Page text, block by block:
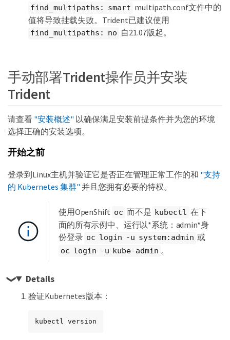
find_multipaths: smart multipath.conf文件中的
值将导致挂载失败。Trident已建议使用
find_multipaths: no 自21.07版起。
手动部署Trident操作员并安装
Trident
请查看 "安装概述" 以确保满足安装前提条件并为您的环境
选择正确的安装选项。
开始之前
登录到Linux主机并验证它是否正在管理正常工作的和 "支持
的 Kubernetes 集群" 并且您拥有必要的特权。
使用OpenShift oc 而不是 kubectl 在下
面的所有示例中、运行以*系统：admin*身
份登录 oc login -u system:admin 或
oc login -u kube-admin 。
Details
验证Kubernetes版本：
kubectl version